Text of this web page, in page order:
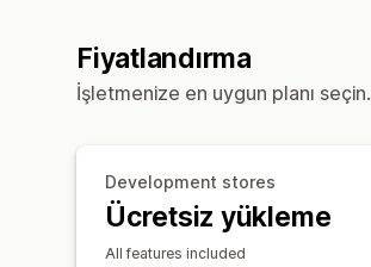
Fiyatlandırma
İşletmenize en uygun planı seçin.
Development stores
Ücretsiz yükleme
All features included